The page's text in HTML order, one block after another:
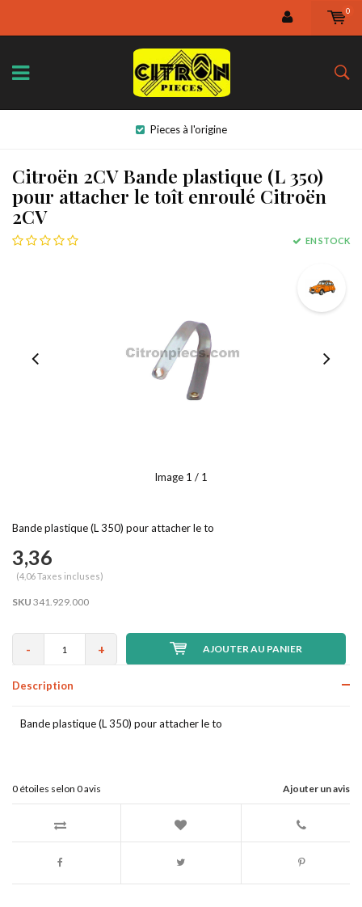
0
Pieces à l'origine
Citroën 2CV Bande plastique (L 350)
pour attacher le toît enroulé Citroën
2CV
EN STOCK
Image 1 / 1
Bande plastique (L 350) pour attacher le to
3,36
(4,06 Taxes incluses)
SKU 341.929.000
- + AJOUTER AU PANIER
Description
Bande plastique (L 350) pour attacher le to
Ajouter un avis
0 étoiles selon 0avis